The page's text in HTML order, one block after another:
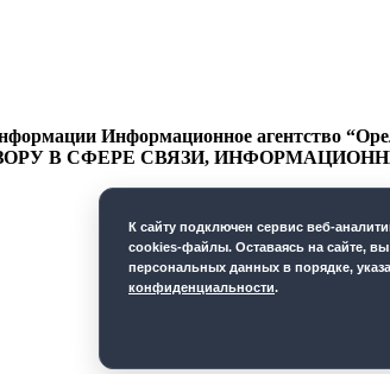
Информационное агентство
НАДЗОРУ В СФЕРЕ СВЯЗИ,
К cайту подключен сервис веб-
cookies-файлы. Оставаясь на сайте, вы
персональных данных в порядке,
конфиденциальности.